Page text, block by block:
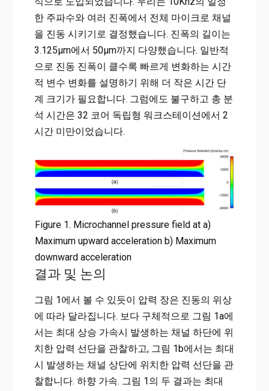
한 주파수와 여러 진폭에서 전체 마이크로 채널
을 진동 시키기로 결정했습니다. 진폭의 길이는
3.125μm에서 50μm까지 다양했습니다. 일반적
으로 진동 진폭이 클수록 빠르게 변화하는 시간
적 변수 변화를 설명하기 위해 더 작은 시간 단
계 크기가 필요합니다. 그럼에도 불구하고 총 분
석 시간은 32 코어 독립형 워크스테이션에서 2
시간 미만이었습니다.
Figure 1. Microchannel pressure field at a)
Maximum upward acceleration b) Maximum
downward acceleration
결과 및 논의
그림 1에서 볼 수 있듯이 압력 장은 진동의 위상
에 따라 달라집니다. 보다 구체적으로 그림 1a에
서는 최대 상승 가속시 발생하는 채널 하단에 위
치한 압력 선단을 관찰하고, 그림 1b에서는 최대
시 발생하는 채널 상단에 위치한 압력 선단을 관
찰합니다. 하향 가속. 그림 1의 두 결과는 최대